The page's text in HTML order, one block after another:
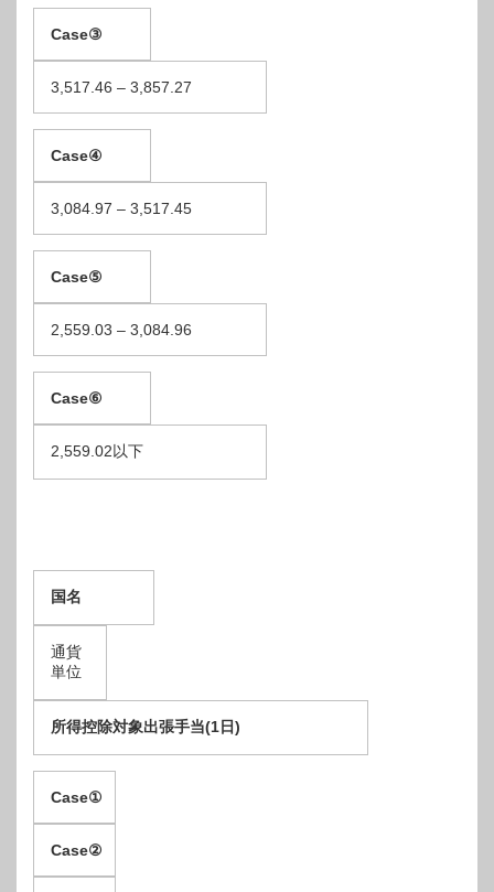
Case③
3,517.46 – 3,857.27
Case④
3,084.97 – 3,517.45
Case⑤
2,559.03 – 3,084.96
Case⑥
2,559.02以下
国名
通貨
単位
所得控除対象出張手当(1日)
Case①
Case②